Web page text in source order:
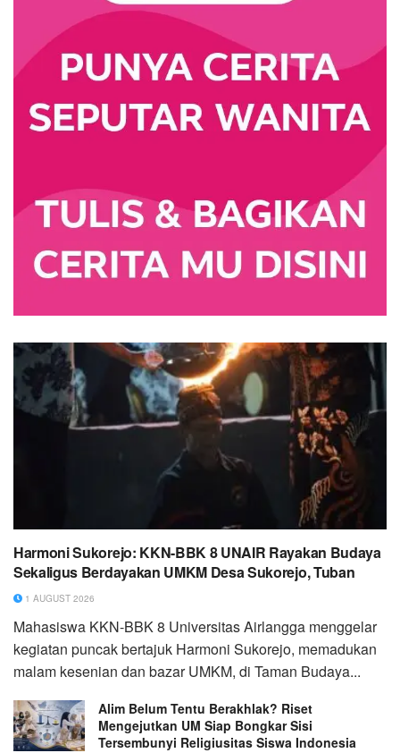
Harmoni Sukorejo: KKN-BBK 8 UNAIR Rayakan Budaya
Sekaligus Berdayakan UMKM Desa Sukorejo, Tuban
1 AUGUST 2026
Mahasiswa KKN-BBK 8 Universitas Airlangga menggelar
kegiatan puncak bertajuk Harmoni Sukorejo, memadukan
malam kesenian dan bazar UMKM, di Taman Budaya...
Alim Belum Tentu Berakhlak? Riset
Mengejutkan UM Siap Bongkar Sisi
Tersembunyi Religiusitas Siswa Indonesia